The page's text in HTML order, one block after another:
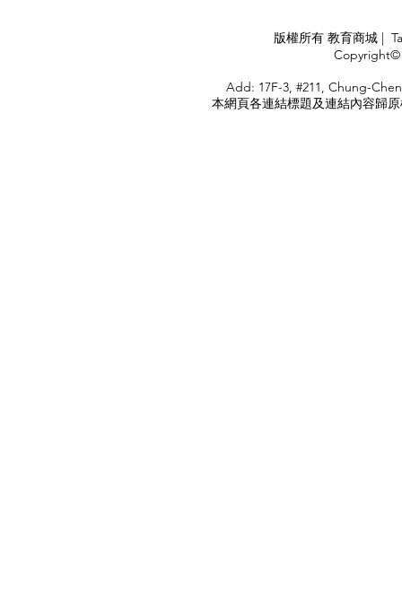
版權所有 教育商城 |
Copyright©
Add: 17F-3, #211, Chung-
本網頁各連結標題及連結內容歸